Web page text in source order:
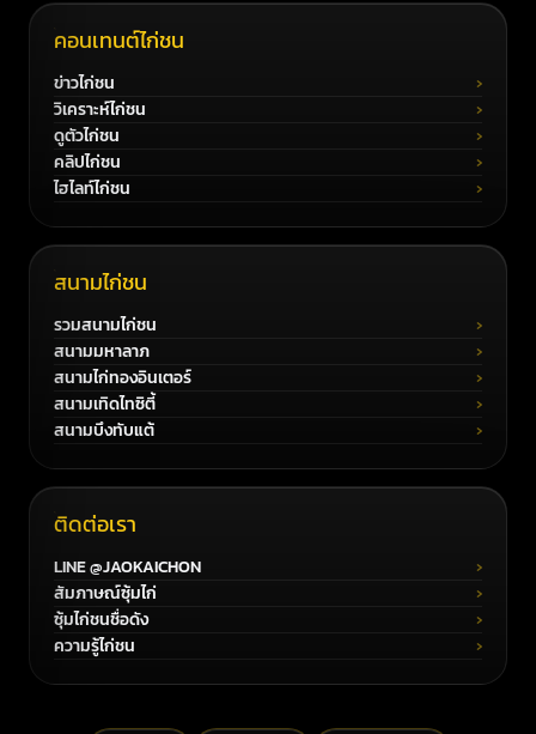
คอนเทนต์ไก่ชน
ข่าวไก่ชน
วิเคราะห์ไก่ชน
ดูตัวไก่ชน
คลิปไก่ชน
ไฮไลท์ไก่ชน
สนามไก่ชน
รวมสนามไก่ชน
สนามมหาลาภ
สนามไก่ทองอินเตอร์
สนามเทิดไทซิตี้
สนามบึงทับแต้
ติดต่อเรา
LINE @JAOKAICHON
สัมภาษณ์ซุ้มไก่
ซุ้มไก่ชนชื่อดัง
ความรู้ไก่ชน